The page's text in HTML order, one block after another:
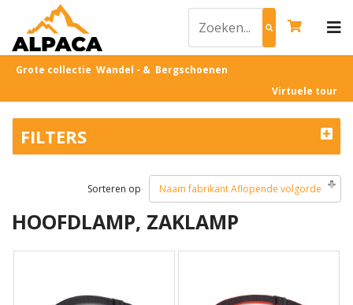
Grote collectie Wandel - & Bergschoenen
Virtuele tour
FILTERS
Sorteren op Naam fabrikant Aflopende volgorde
HOOFDLAMP, ZAKLAMP